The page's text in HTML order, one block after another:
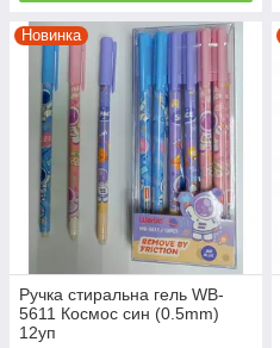
Новинка
Ручка стиральна гель WB-
5611 Космос син (0.5mm)
12уп